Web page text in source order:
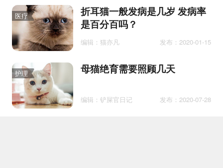
医疗
折耳猫一般发病是几岁 发病率
是百分百吗？
编辑：猫亦凡 发布：2020-01-15
护理 母猫绝育需要照顾几天
编辑：铲屎官日记 发布：2020-07-28